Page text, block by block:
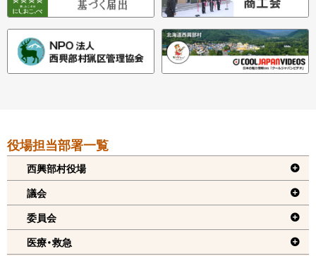
文
戻
機
役場担当部署一覧
西興部村役場
議会
委員会
医療・救急